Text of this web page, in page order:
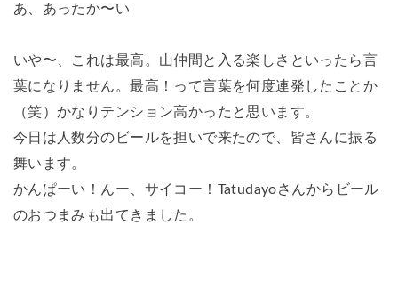
あ、あったか〜い
いや〜、これは最高。山仲間と入る楽しさといったら言
葉になりません。最高！って言葉を何度連発したことか
（笑）かなりテンション高かったと思います。
今日は人数分のビールを担いで来たので、皆さんに振る
舞います。
かんぱーい！んー、サイコー！Tatudayoさんからビール
のおつまみも出てきました。